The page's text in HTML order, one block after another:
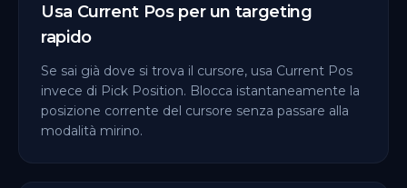
Usa Current Pos per un targeting
rapido
Se sai già dove si trova il cursore, usa Current Pos
invece di Pick Position. Blocca istantaneamente la
posizione corrente del cursore senza passare alla
modalità mirino.